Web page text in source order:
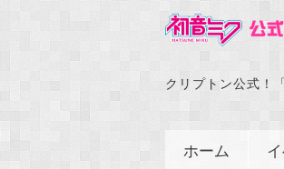
クリプトン公式！
ホーム